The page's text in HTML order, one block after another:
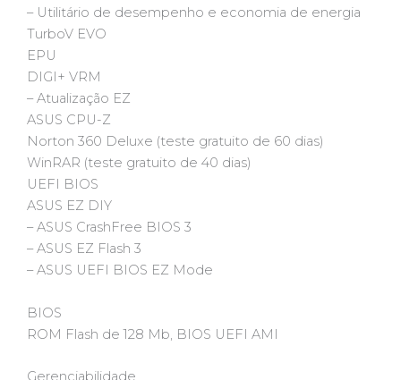
– Utilitário de desempenho e economia de energia
TurboV EVO
EPU
DIGI+ VRM
– Atualização EZ
ASUS CPU-Z
Norton 360 Deluxe (teste gratuito de 60 dias)
WinRAR (teste gratuito de 40 dias)
UEFI BIOS
ASUS EZ DIY
– ASUS CrashFree BIOS 3
– ASUS EZ Flash 3
– ASUS UEFI BIOS EZ Mode
BIOS
ROM Flash de 128 Mb, BIOS UEFI AMI
Gerenciabilidade